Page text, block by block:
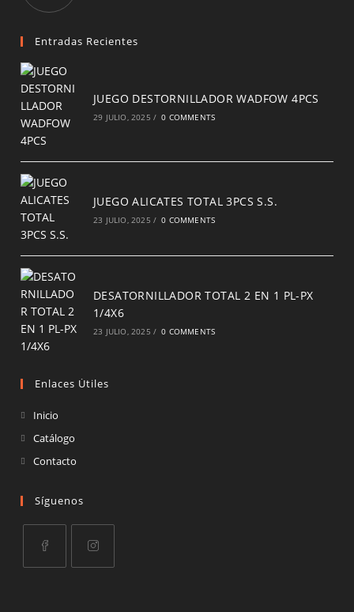
Entradas Recientes
JUEGO DESTORNILLADOR WADFOW 4PCS
29 JULIO, 2025 / 0 COMMENTS
JUEGO ALICATES TOTAL 3PCS S.S.
23 JULIO, 2025 / 0 COMMENTS
DESATORNILLADOR TOTAL 2 EN 1 PL-PX
1/4X6
23 JULIO, 2025 / 0 COMMENTS
Enlaces Útiles
Inicio
Catálogo
Contacto
Síguenos